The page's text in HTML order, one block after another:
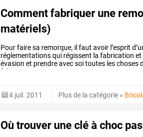
Comment fabriquer une
matériels)
Pourfairesa remorque, il faut avoir l’esprit
réglementationsqui régissent la fabrication et
évasion et prendreavecsoitoutes leschoses
fabriquer
4 juil. 2011 Plus de la catégorie »
Où trouver une clé à choc